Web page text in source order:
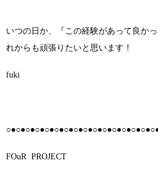
いつの日か、『この経験があって良か
れからも頑張りたいと思います！
fuki
FOuR PROJECT